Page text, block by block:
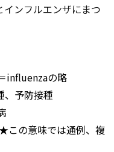
ンフルエンザにまつ
influenzaの略
、予防接種
の意味では通例、複